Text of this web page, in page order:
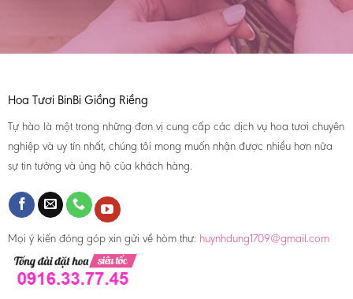
Hoa Tươi BinBi Giồng Riềng
Tự hào là một trong những đơn vị cung cấp các dịch vụ hoa tươi chuyên
nghiệp và uy tín nhất, chúng tôi mong muốn nhận được nhiều hơn nữa
sự tin tưởng và ủng hộ của khách hàng.
Mọi ý kiến đóng góp xin gửi về hòm thư: huynhdung1709@gmail.com